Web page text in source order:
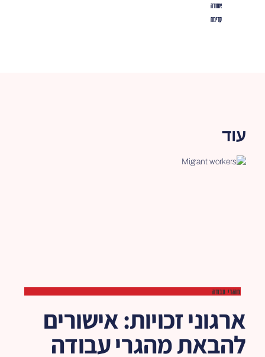
אחורה
קדימה
עוד
מהגרי עבודה
ארגוני זכויות: אישורים
להבאת מהגרי עבודה